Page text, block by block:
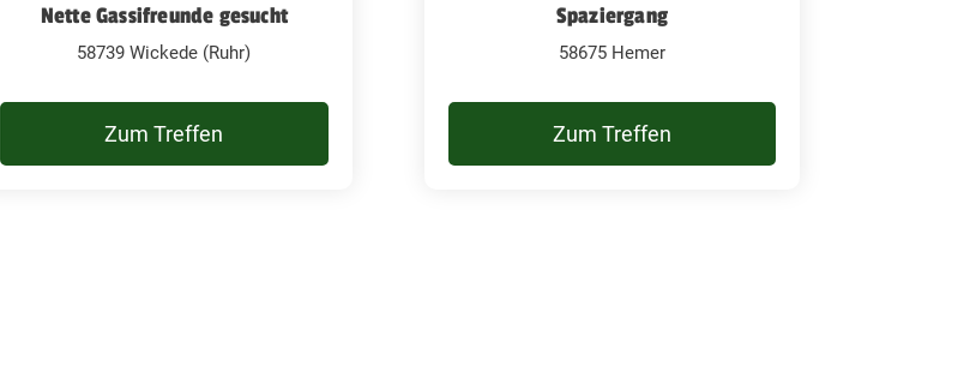
Nette Gassifreunde gesucht
58739 Wickede (Ruhr)
Zum Treffen
Spaziergang
58675 Hemer
Zum Treffen